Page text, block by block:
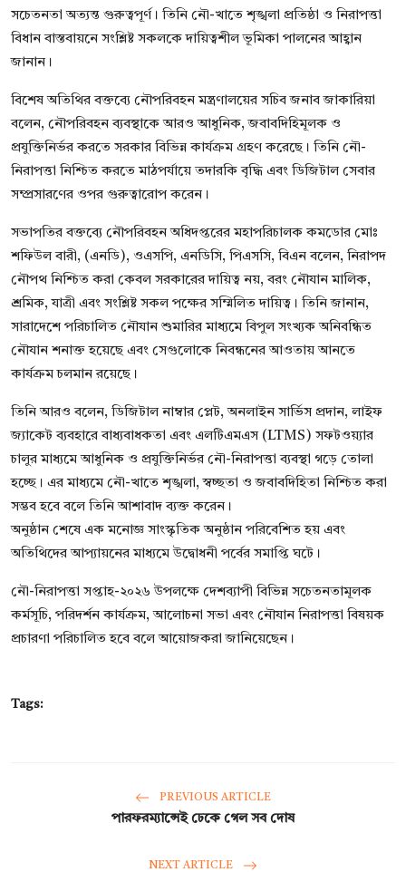
সচেতনতা অত্যন্ত গুরুত্বপূর্ণ। তিনি নৌ-খাতে শৃঙ্খলা প্রতিষ্ঠা ও নিরাপত্তা
বিধান বাস্তবায়নে সংশ্লিষ্ট সকলকে দায়িত্বশীল ভূমিকা পালনের আহ্বান
জানান।
বিশেষ অতিথির বক্তব্যে নৌপরিবহন মন্ত্রণালয়ের সচিব জনাব জাকারিয়া
বলেন, নৌপরিবহন ব্যবস্থাকে আরও আধুনিক, জবাবদিহিমূলক ও
প্রযুক্তিনির্ভর করতে সরকার বিভিন্ন কার্যক্রম গ্রহণ করেছে। তিনি নৌ-
নিরাপত্তা নিশ্চিত করতে মাঠপর্যায়ে তদারকি বৃদ্ধি এবং ডিজিটাল সেবার
সম্প্রসারণের ওপর গুরুত্বারোপ করেন।
সভাপতির বক্তব্যে নৌপরিবহন অধিদপ্তরের মহাপরিচালক কমডোর মোঃ
শফিউল বারী, (এনডি), ওএসপি, এনডিসি, পিএসসি, বিএন বলেন, নিরাপদ
নৌপথ নিশ্চিত করা কেবল সরকারের দায়িত্ব নয়, বরং নৌযান মালিক,
শ্রমিক, যাত্রী এবং সংশ্লিষ্ট সকল পক্ষের সম্মিলিত দায়িত্ব। তিনি জানান,
সারাদেশে পরিচালিত নৌযান শুমারির মাধ্যমে বিপুল সংখ্যক অনিবন্ধিত
নৌযান শনাক্ত হয়েছে এবং সেগুলোকে নিবন্ধনের আওতায় আনতে
কার্যক্রম চলমান রয়েছে।
তিনি আরও বলেন, ডিজিটাল নাম্বার প্লেট, অনলাইন সার্ভিস প্রদান, লাইফ
জ্যাকেট ব্যবহারে বাধ্যবাধকতা এবং এলটিএমএস (LTMS) সফটওয়্যার
চালুর মাধ্যমে আধুনিক ও প্রযুক্তিনির্ভর নৌ-নিরাপত্তা ব্যবস্থা গড়ে তোলা
হচ্ছে। এর মাধ্যমে নৌ-খাতে শৃঙ্খলা, স্বচ্ছতা ও জবাবদিহিতা নিশ্চিত করা
সম্ভব হবে বলে তিনি আশাবাদ ব্যক্ত করেন।
অনুষ্ঠান শেষে এক মনোজ্ঞ সাংস্কৃতিক অনুষ্ঠান পরিবেশিত হয় এবং
অতিথিদের আপ্যায়নের মাধ্যমে উদ্বোধনী পর্বের সমাপ্তি ঘটে।
নৌ-নিরাপত্তা সপ্তাহ-২০২৬ উপলক্ষে দেশব্যাপী বিভিন্ন সচেতনতামূলক
কর্মসূচি, পরিদর্শন কার্যক্রম, আলোচনা সভা এবং নৌযান নিরাপত্তা বিষয়ক
প্রচারণা পরিচালিত হবে বলে আয়োজকরা জানিয়েছেন।
Tags:
PREVIOUS ARTICLE
পারফরম্যান্সেই ঢেকে গেল সব দোষ
NEXT ARTICLE